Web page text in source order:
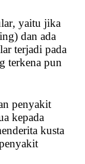
yaitu jika
dan ada
terjadi pada
terkena pun
penyakit
kepada
kusta